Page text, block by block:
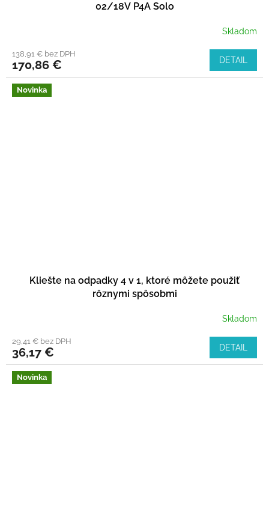
02/18V P4A Solo
Skladom
138,91 € bez DPH
170,86 € DETAIL
Novinka
Kliešte na odpadky 4 v 1, ktoré môžete použiť
rôznymi spôsobmi
Skladom
29,41 € bez DPH
36,17 € DETAIL
Novinka